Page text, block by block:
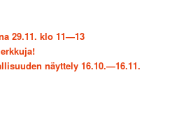
29.11. klo 11—13
näyttely 16.10.—16.11.